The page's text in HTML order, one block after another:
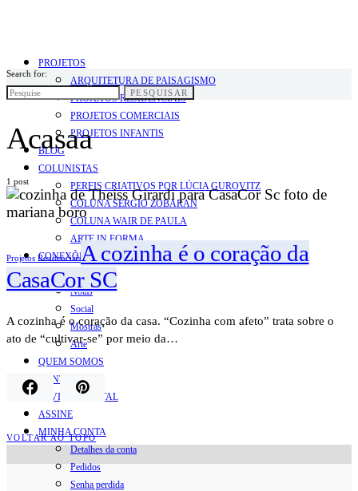
PROJETOS
ARQUITETURA DE PAISAGISMO
PROJETOS RESIDENCIAIS
PROJETOS COMERCIAIS
PROJETOS INFANTIS
BLOG
COLUNISTAS
PERFIS CRIATIVOS POR LÚCIA GUROVITZ
COLUNA SERGIO ZOBARAN
COLUNA WAIR DE PAULA
ARTE.IN.FORMA
CONEXÕES
Conectadas
Notas
Social
Mostras
Arte
QUEM SOMOS
CONTATO
REVISTA DIGITAL
ASSINE
MINHA CONTA
Detalhes da conta
Pedidos
Senha perdida
Search for:
PESQUISAR
Acasaa
1 post
Projetos ResidenciaisA cozinha é o coração da
CasaCor SC
A cozinha é o coração da casa. “Cozinha com afeto” trata sobre o
ato de “cultivar-se” por meio da…
VOLTAR AO TOPO